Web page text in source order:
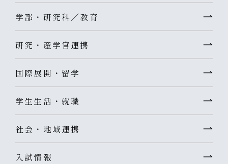
学部・研究科／教育
研究・産学官連携
国際展開・留学
学生生活・就職
社会・地域連携
入試情報